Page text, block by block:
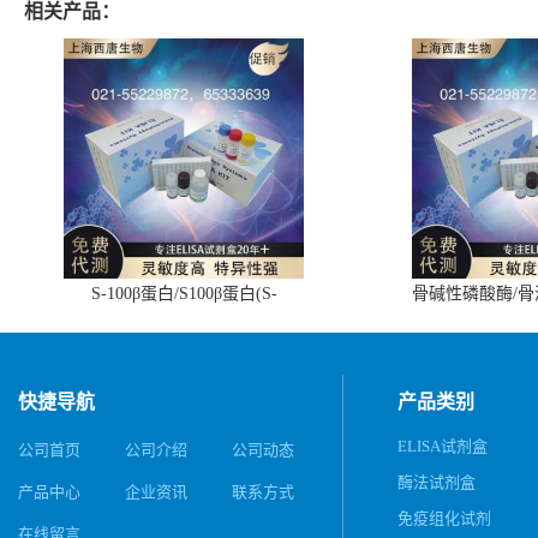
相关产品：
S-100β蛋白/S100β蛋白(S-
骨碱性磷酸酶/
快捷导航
公司首页 公司介绍 公司动态
产品中心 企业资讯 联系方式
在线留言
产品类别
ELISA试剂盒
酶法试剂盒
免疫组化试剂